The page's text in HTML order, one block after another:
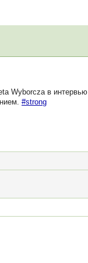
Wyborcza в интервью
#strong